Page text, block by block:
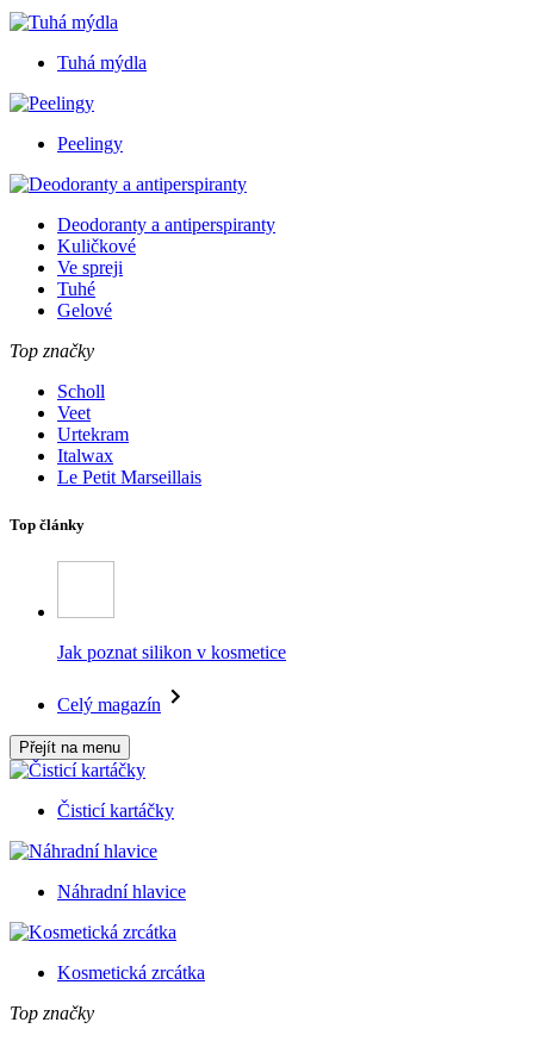
Tuhá mýdla
Peelingy
Deodoranty a antiperspiranty
Kuličkové
Ve spreji
Tuhé
Gelové
Top značky
Scholl
Veet
Urtekram
Italwax
Le Petit Marseillais
Top články
Jak poznat silikon v kosmetice
Celý magazín
Přejít na menu
Čisticí kartáčky
Náhradní hlavice
Kosmetická zrcátka
Top značky